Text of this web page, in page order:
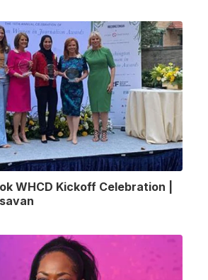
WHCD Kickoff Celebration |